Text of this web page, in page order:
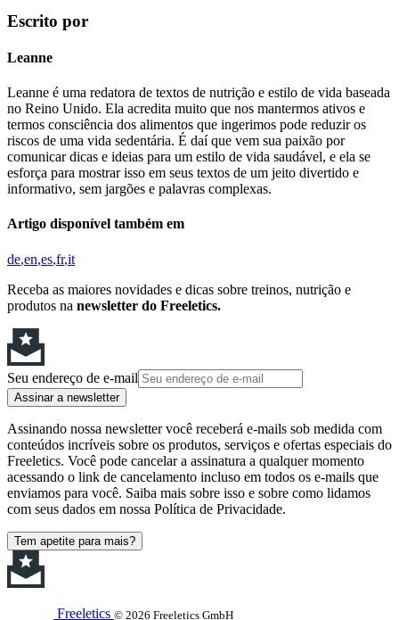
Escrito por
Leanne
Leanne é uma redatora de textos de nutrição e estilo de vida baseada
no Reino Unido. Ela acredita muito que nos mantermos ativos e
termos consciência dos alimentos que ingerimos pode reduzir os
riscos de uma vida sedentária. É daí que vem sua paixão por
comunicar dicas e ideias para um estilo de vida saudável, e ela se
esforça para mostrar isso em seus textos de um jeito divertido e
informativo, sem jargões e palavras complexas.
Artigo disponível também em
de en es fr it
Receba as maiores novidades e dicas sobre treinos, nutrição e
produtos na newsletter do Freeletics.
Seu endereço de e-mail
Assinar a newsletter
Assinando nossa newsletter você receberá e-mails sob medida com
conteúdos incríveis sobre os produtos, serviços e ofertas especiais do
Freeletics. Você pode cancelar a assinatura a qualquer momento
acessando o link de cancelamento incluso em todos os e-mails que
enviamos para você. Saiba mais sobre isso e sobre como lidamos
com seus dados em nossa Política de Privacidade.
Tem apetite para mais?
Freeletics © 2026 Freeletics GmbH